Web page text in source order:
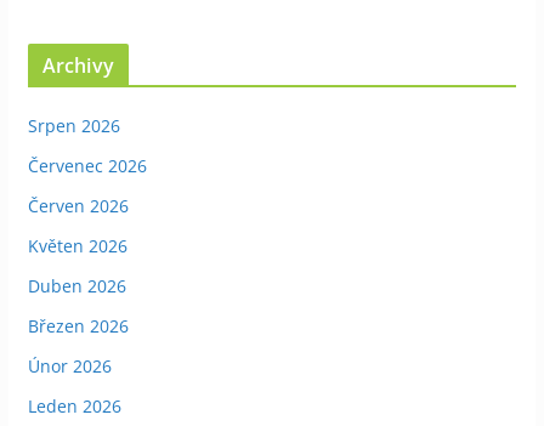
Archivy
Srpen 2026
Červenec 2026
Červen 2026
Květen 2026
Duben 2026
Březen 2026
Únor 2026
Leden 2026